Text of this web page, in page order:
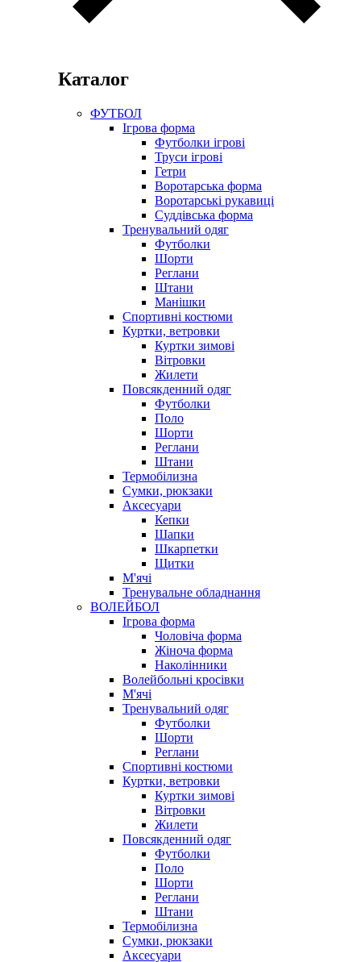
Каталог
ФУТБОЛ
Ігрова форма
Футболки ігрові
Труси ігрові
Гетри
Воротарська форма
Воротарські рукавиці
Суддівська форма
Тренувальний одяг
Футболки
Шорти
Реглани
Штани
Манішки
Спортивні костюми
Куртки, ветровки
Куртки зимові
Вітровки
Жилети
Повсякденний одяг
Футболки
Поло
Шорти
Реглани
Штани
Термобілизна
Сумки, рюкзаки
Аксесуари
Кепки
Шапки
Шкарпетки
Щитки
М'ячі
Тренувальне обладнання
ВОЛЕЙБОЛ
Ігрова форма
Чоловіча форма
Жіноча форма
Наколінники
Волейбольні кросівки
М'ячі
Тренувальний одяг
Футболки
Шорти
Реглани
Спортивні костюми
Куртки, ветровки
Куртки зимові
Вітровки
Жилети
Повсякденний одяг
Футболки
Поло
Шорти
Реглани
Штани
Термобілизна
Сумки, рюкзаки
Аксесуари